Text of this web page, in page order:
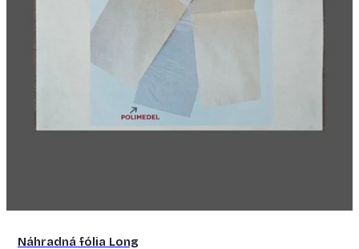
Náhradná fólia Long